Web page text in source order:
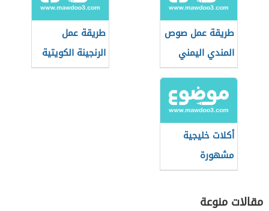
طريقة عمل صوص
المندي اليمني
طريقة عمل
الرنجينة الكويتية
أكلات خليجية
مشهورة
مقالات منوعة